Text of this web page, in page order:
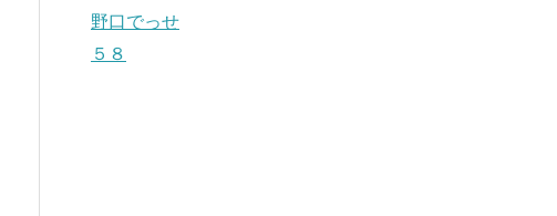
野口でっせ
５８